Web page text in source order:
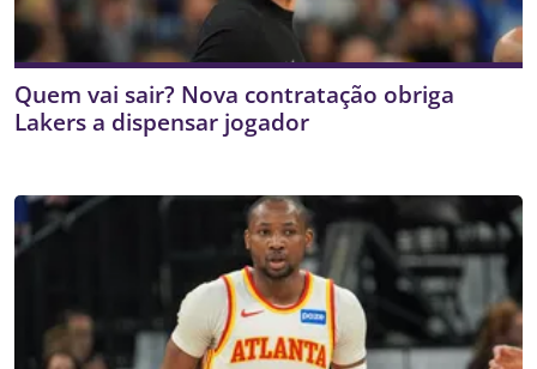
Quem vai sair? Nova contratação obriga
Lakers a dispensar jogador